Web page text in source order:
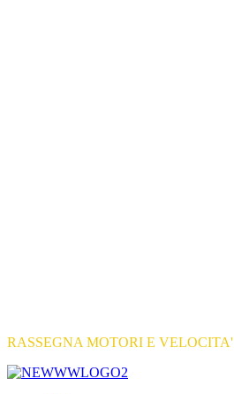
RASSEGNA MOTORI E VELOCITA'
Primary